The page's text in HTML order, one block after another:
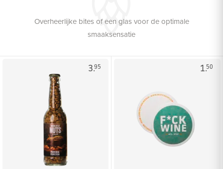
Overheerlijke bites of een glas voor de optimale
smaaksensatie
3.95 1.50